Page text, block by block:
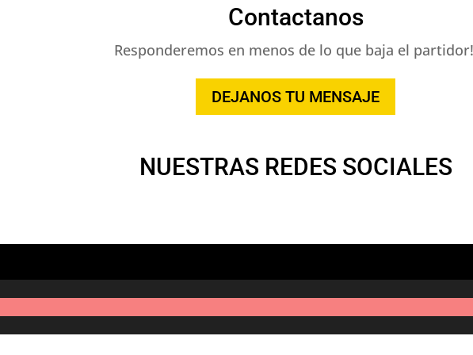
Contactanos
Responderemos en menos de lo que baja el
DEJANOS TU MENSAJE
NUESTRAS REDES SOCIALES